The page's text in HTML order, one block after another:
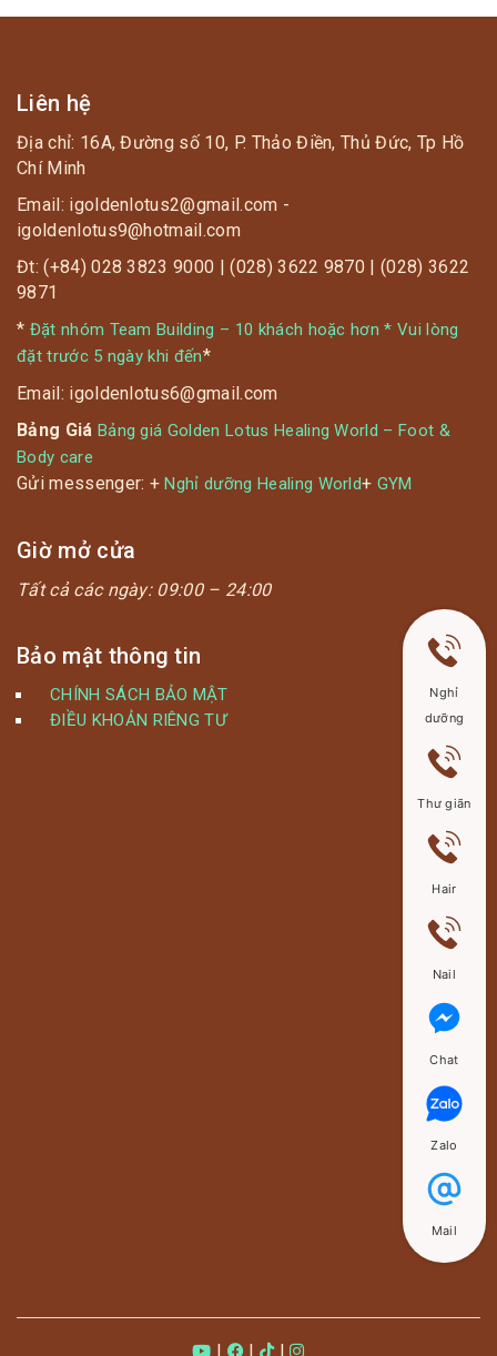
Liên hệ
Địa chỉ: 16A, Đường số 10, P. Thảo Điền, Thủ Đức, Tp Hồ
Chí Minh
Email: igoldenlotus2@gmail.com -
igoldenlotus9@hotmail.com
Đt: (+84) 028 3823 9000 | (028) 3622 9870 | (028) 3622
9871
* Đặt nhóm Team Building – 10 khách hoặc hơn * Vui lòng
đặt trước 5 ngày khi đến*
Email: igoldenlotus6@gmail.com
Bảng Giá Bảng giá Golden Lotus Healing World – Foot &
Body care
Gửi messenger: +Nghỉ dưỡng Healing World+ GYM
Giờ mở cửa
Tất cả các ngày: 09:00 – 24:00
Bảo mật thông tin
CHÍNH SÁCH BẢO MẬT
ĐIỀU KHOẢN RIÊNG TƯ
| | |
Nghỉ
dưỡng
Thư giãn
Hair
Nail
Chat
Zalo
Mail